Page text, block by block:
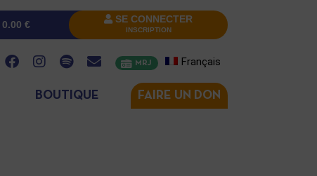
0.00 € SE CONNECTER
INSCRIPTION
MRJ Français
BOUTIQUE FAIRE UN DON